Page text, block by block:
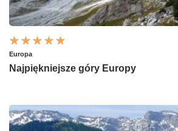
Europa
Najpiękniejsze góry Europy